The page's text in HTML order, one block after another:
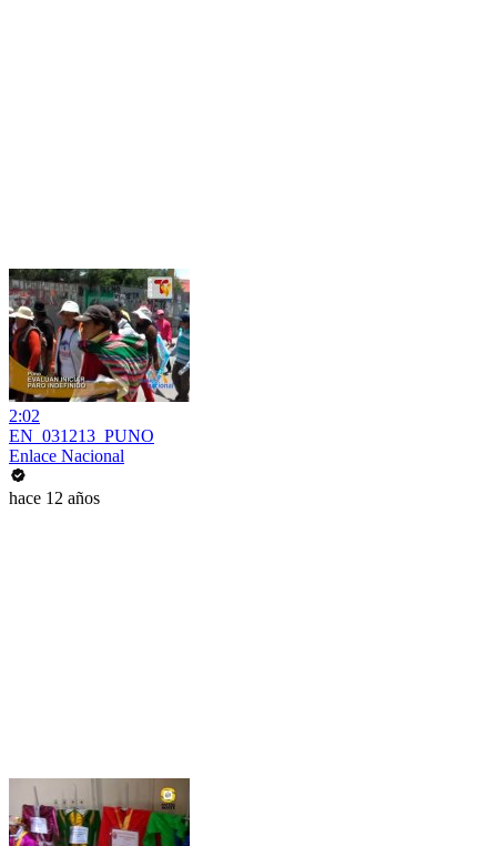
2:02
EN_031213_PUNO
Enlace Nacional
hace 12 años